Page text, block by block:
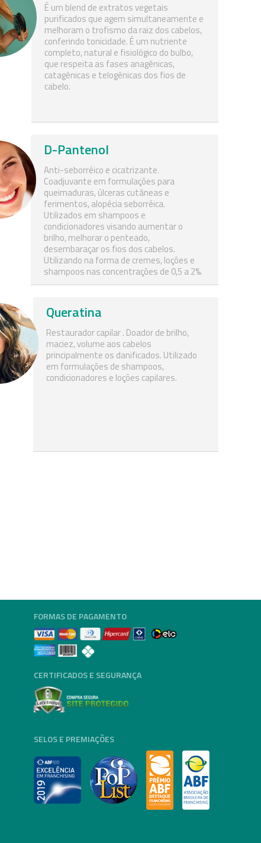
É um blend de extratos vegetais
purificados que agem simultaneamente e
melhoram o trofismo da raiz dos cabelos,
conferindo tonicidade. É um nutriente
completo, natural e fisiológico do bulbo,
que respeita as fases anagênicas,
catagênicas e telogênicas dos fios de
cabelo.
D-Pantenol
Anti-seborréico e cicatrizante.
Coadjuvante em formulações para
queimaduras, úlceras cutâneas e
ferimentos, alopécia seborréica.
Utilizados em shampoos e
condicionadores visando aumentar o
brilho, melhorar o penteado,
desembaraçar os fios dos cabelos.
Utilizando na forma de cremes, loções e
shampoos nas concentrações de 0,5 a 2%.
Queratina
Restaurador capilar . Doador de brilho,
maciez, volume aos cabelos
principalmente os danificados. Utilizado
em formulações de shampoos,
condicionadores e loções capilares.
FORMAS DE PAGAMENTO
CERTIFICADOS E SEGURANÇA
SELOS E PREMIAÇÕES